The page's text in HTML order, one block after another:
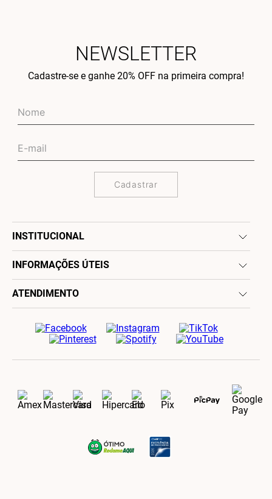
NEWSLETTER
Cadastre-se e ganhe 20% OFF na primeira compra!
Cadastrar
INSTITUCIONAL
INFORMAÇÕES ÚTEIS
ATENDIMENTO